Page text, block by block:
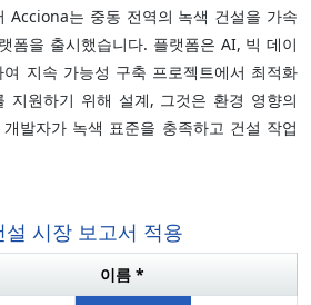
Acciona는 중동 전역의 녹색 건설을 가속
폼을 출시했습니다. 플랫폼은 AI, 빅 데이
지속 가능성 구축 프로젝트에서 최적화
지원하기 위해 설계, 그것은 환경 영향의
발자가 녹색 표준을 충족하고 건설 작업
설 시장 보고서 적용
이름 *